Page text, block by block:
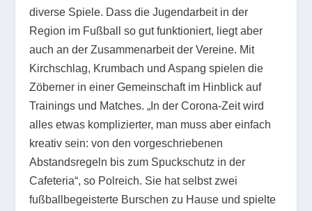
diverse Spiele. Dass die Jugendarbeit in der
Region im Fußball so gut funktioniert, liegt aber
auch an der Zusammenarbeit der Vereine. Mit
Kirchschlag, Krumbach und Aspang spielen die
Zöberner in einer Gemeinschaft im Hinblick auf
Trainings und Matches. „In der Corona-Zeit wird
alles etwas komplizierter, man muss aber einfach
kreativ sein: von den vorgeschriebenen
Abstandsregeln bis zum Spuckschutz in der
Cafeteria“, so Polreich. Sie hat selbst zwei
fußballbegeisterte Burschen zu Hause und spielte